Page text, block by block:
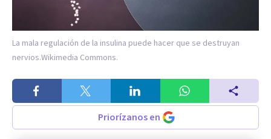
La mala regulación de la insulina puede hacer que se destruyan
nervios.Wikimedia Commons.
Priorízanos en